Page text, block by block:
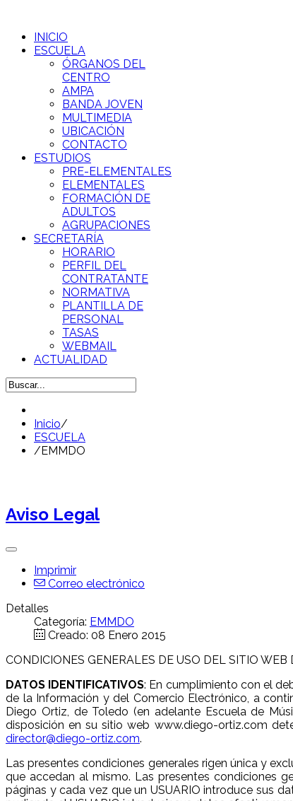
INICIO
ESCUELA
ÓRGANOS DEL
CENTRO
AMPA
BANDA JOVEN
MULTIMEDIA
UBICACIÓN
CONTACTO
ESTUDIOS
PRE-ELEMENTALES
ELEMENTALES
FORMACIÓN DE
ADULTOS
AGRUPACIONES
SECRETARÍA
HORARIO
PERFIL DEL
CONTRATANTE
NORMATIVA
PLANTILLA DE
PERSONAL
TASAS
WEBMAIL
ACTUALIDAD
Inicio/
ESCUELA
/EMMDO
Aviso Legal
Imprimir
Correo electrónico
Detalles
Categoría: EMMDO
Creado: 08 Enero 2015
CONDICIONES GENERALES DE USO DEL SITIO
DATOS IDENTIFICATIVOS: En cumplimiento con el
de la Información y del Comercio Electrónico, a
Diego Ortiz, de Toledo (en adelante Escuela de
disposición en su sitio web www.diego-ortiz.com
director@diego-ortiz.com.
Las presentes condiciones generales rigen única y
que accedan al mismo. Las presentes condiciones
páginas y cada vez que un USUARIO introduce sus